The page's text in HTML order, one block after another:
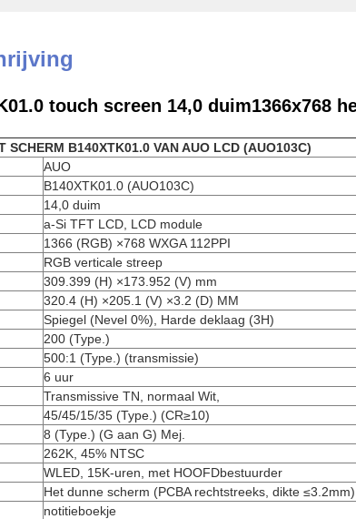
touch screen 14,0 duim1366x768
SCHERM B140XTK01.0 VAN AUO LCD (AUO103C)
AUO
B140XTK01.0 (AUO103C)
14,0 duim
a-Si TFT LCD, LCD module
1366 (RGB) ×768 WXGA 112PPI
RGB verticale streep
309.399 (H) ×173.952 (V) mm
320.4 (H) ×205.1 (V) ×3.2 (D) MM
Spiegel (Nevel 0%), Harde deklaag (3H)
200 (Type.)
500:1 (Type.) (transmissie)
6 uur
Transmissive TN, normaal Wit,
45/45/15/35 (Type.) (CR≥10)
8 (Type.) (G aan G) Mej.
262K, 45% NTSC
WLED, 15K-uren, met HOOFDbestuurder
Het dunne scherm (PCBA rechtstreeks, dikte ≤3.2mm)
notitieboekje